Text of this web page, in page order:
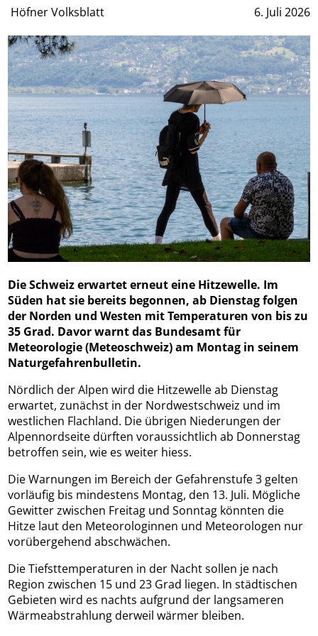
Höfner Volksblatt 6. Juli 2026
Die Schweiz erwartet erneut eine Hitzewelle. Im
Süden hat sie bereits begonnen, ab Dienstag folgen
der Norden und Westen mit Temperaturen von bis zu
35 Grad. Davor warnt das Bundesamt für
Meteorologie (Meteoschweiz) am Montag in seinem
Naturgefahrenbulletin.
Nördlich der Alpen wird die Hitzewelle ab Dienstag
erwartet, zunächst in der Nordwestschweiz und im
westlichen Flachland. Die übrigen Niederungen der
Alpennordseite dürften voraussichtlich ab Donnerstag
betroffen sein, wie es weiter hiess.
Die Warnungen im Bereich der Gefahrenstufe 3 gelten
vorläufig bis mindestens Montag, den 13. Juli. Mögliche
Gewitter zwischen Freitag und Sonntag könnten die
Hitze laut den Meteorologinnen und Meteorologen nur
vorübergehend abschwächen.
Die Tiefsttemperaturen in der Nacht sollen je nach
Region zwischen 15 und 23 Grad liegen. In städtischen
Gebieten wird es nachts aufgrund der langsameren
Wärmeabstrahlung derweil wärmer bleiben.